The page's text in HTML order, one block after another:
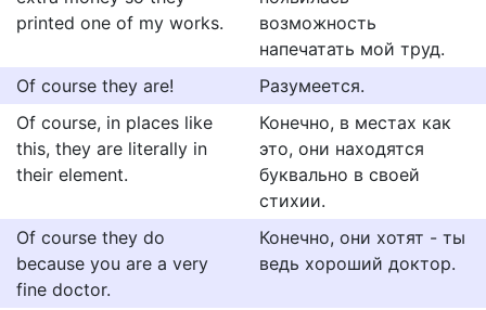
printed one of my works.
возможность
напечатать мой труд.
Of course they are!
Разумеется.
Of course, in places like
this, they are literally in
their element.
Конечно, в местах как
это, они находятся
буквально в своей
стихии.
Of course they do
because you are a very
fine doctor.
Конечно, они хотят - ты
ведь хороший доктор.